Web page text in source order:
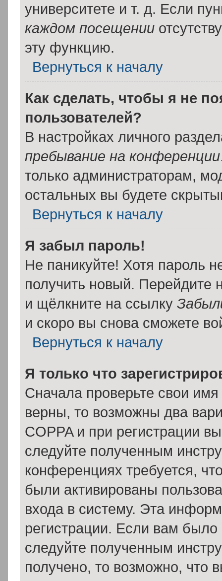
университете и т. д. Если
каждом посещении
эту функцию.
Вернуться к началу
Как сделать, чтобы я не
пользователей?
В настройках личного
пребывание на конференции
только администраторам,
остальных вы будете
Вернуться к началу
Я забыл пароль!
Не паникуйте! Хотя пароль
получить новый. Перейдите
и щёлкните на ссылку
и скоро вы снова сможете
Вернуться к началу
Я только что
Сначала проверьте свои
верны, то возможны два
COPPA и при регистрации
следуйте полученным
конференциях требуется,
были активированы
входа в систему. Эта
регистрации. Если вам
следуйте полученным
получено, то возможно, что